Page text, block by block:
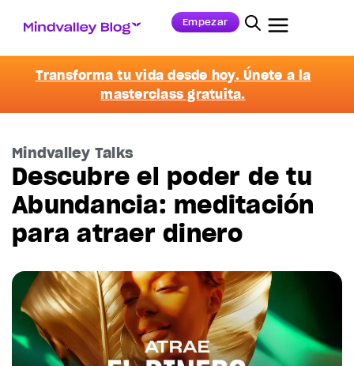
Empezar
Transforma tu vida desde hoy. Únete a la
masterclass gratuita.
Mindvalley Talks
Descubre el poder de tu
Abundancia: meditación
para atraer dinero